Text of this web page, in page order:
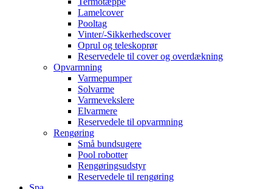
Lamelcover
Pooltag
Vinter/-Sikkerhedscover
Oprul og teleskoprør
Reservedele til cover og overdækning
Opvarmning
Varmepumper
Solvarme
Varmevekslere
Elvarmere
Reservedele til opvarmning
Rengøring
Små bundsugere
Pool robotter
Rengøringsudstyr
Reservedele til rengøring